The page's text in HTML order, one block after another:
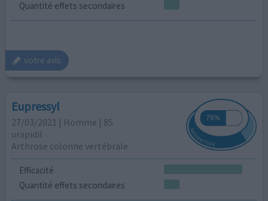
Quantité effets secondaires
votre avis
Eupressyl
27/03/2021 | Homme | 85
urapidil
Arthrose colonne vertébrale
Efficacité
Quantité effets secondaires